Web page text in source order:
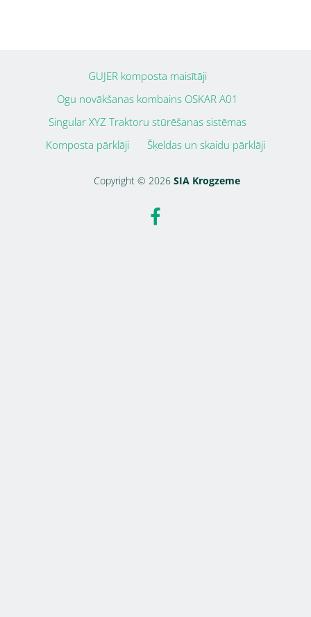
GUJER komposta maisītāji
Ogu novākšanas kombains OSKAR A01
Singular XYZ Traktoru stūrēšanas sistēmas
Komposta pārklāji
Šķeldas un skaidu pārklāji
Copyright © 2026 SIA Krogzeme